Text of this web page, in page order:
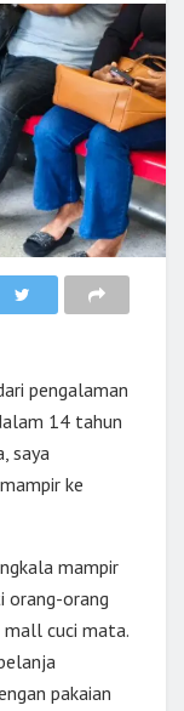
pengalaman
14 tahun
saya
ke
mampir
orang-orang
mall cuci mata.
pakaian